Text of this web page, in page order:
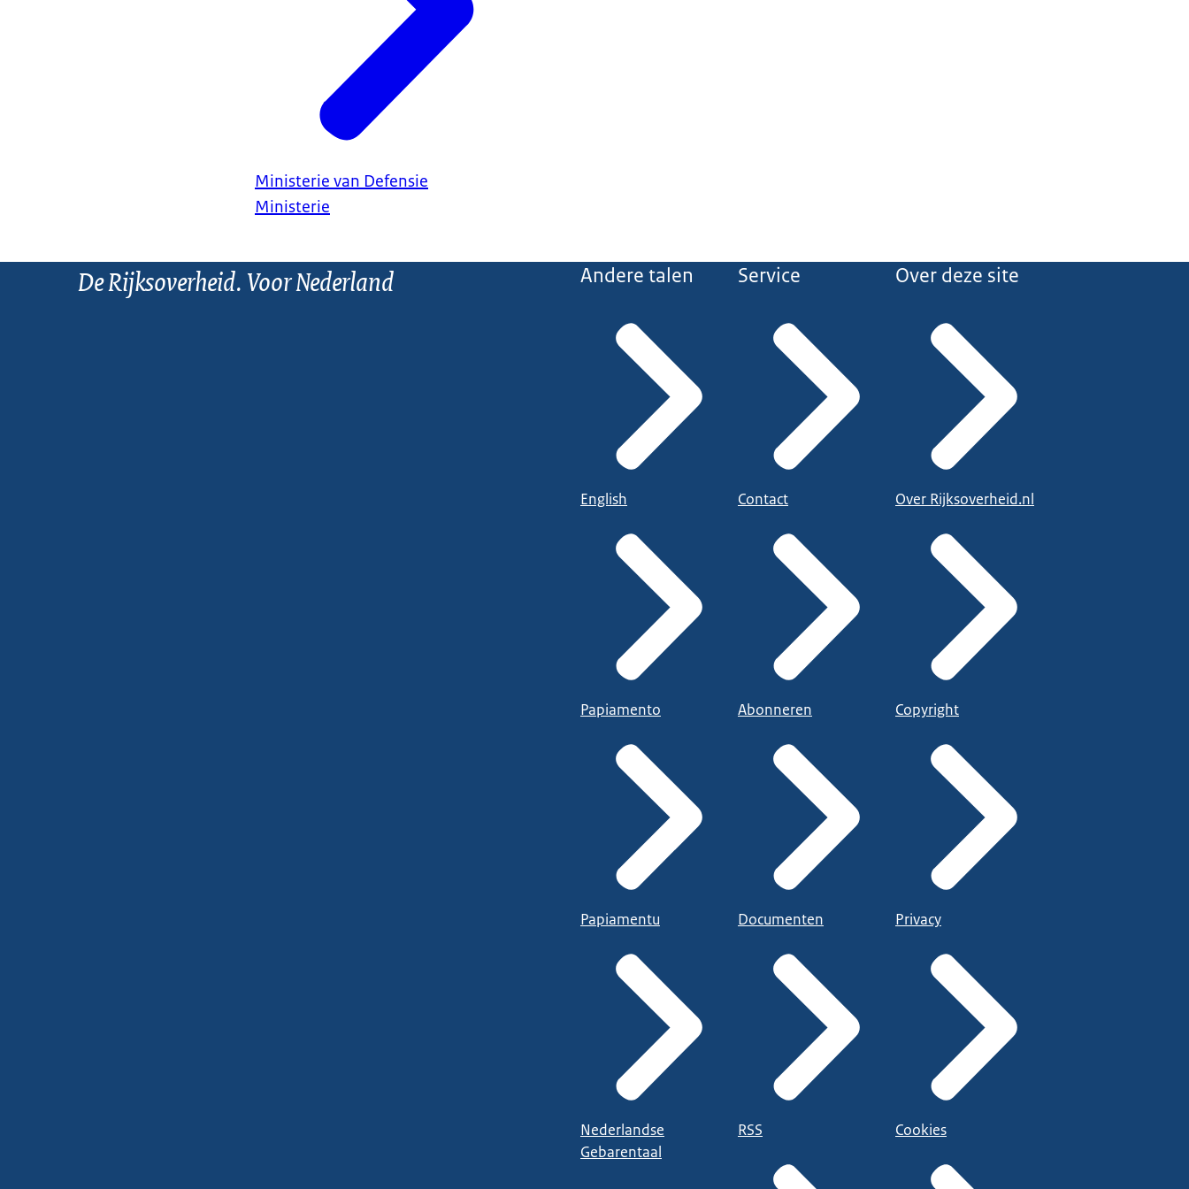
Ministerie van Defensie
Ministerie
De Rijksoverheid. Voor Nederland Andere talen
English
Papiamento
Papiamentu
Nederlandse
Gebarentaal
Service
Contact
Abonneren
Documenten
RSS
Over deze site
Over Rijksoverheid.nl
Copyright
Privacy
Cookies